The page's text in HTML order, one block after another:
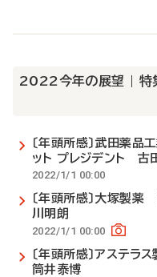
2022今年の展望 | 特
〔年頭所感〕武田薬品
ット プレジデント 古
2022/1/1 00:00
〔年頭所感〕大塚製
川明朗
2022/1/1 00:00
〔年頭所感〕アステ
筒井泰博